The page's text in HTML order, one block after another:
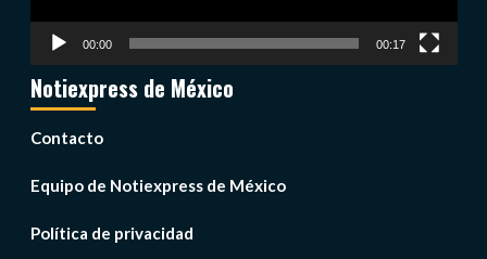
00:00 00:17
Notiexpress de México
Contacto
Equipo de Notiexpress de México
Política de privacidad